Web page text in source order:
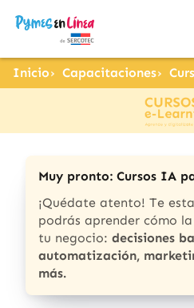
Inicio Capacitaciones
Muy pronto: Cursos IA
¡Quédate atento! Te
podrás aprender cómo
tu negocio: decisiones
automatización,
más.